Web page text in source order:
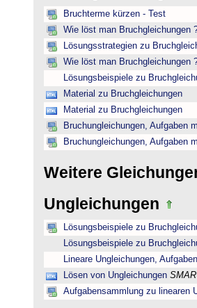
Bruchterme kürzen - Test
Wie löst man Bruchgleichungen
Lösungsstrategien zu
Wie löst man Bruchgleichungen
Lösungsbeispiele zu
Material zu Bruchgleichungen
Material zu Bruchgleichungen
Bruchungleichungen, Aufgaben
Bruchungleichungen, Aufgaben
Weitere
Ungleichungen
Lösungsbeispiele zu
Lösungsbeispiele zu
Lineare Ungleichungen,
Lösen von Ungleichungen
Aufgabensammlung zu linearen